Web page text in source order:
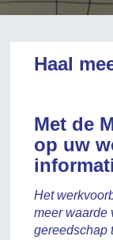
Haal
Met de
op uw
Het
meer waarde
gereedschap